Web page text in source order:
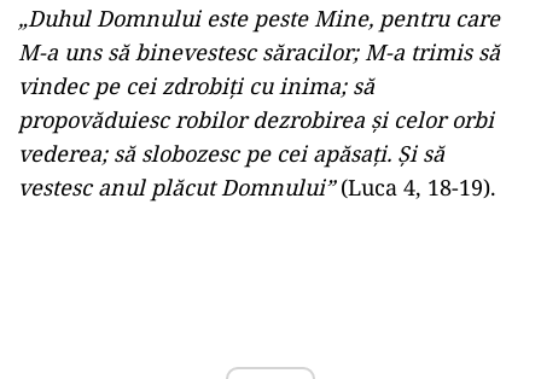
„Duhul Domnului este peste Mine, pentru care
M-a uns să binevestesc săracilor; M-a trimis să
vindec pe cei zdrobiţi cu inima; să
propovăduiesc robilor dezrobirea şi celor orbi
vederea; să slobozesc pe cei apăsaţi. Şi să
vestesc anul plăcut Domnului”(Luca 4, 18-19).